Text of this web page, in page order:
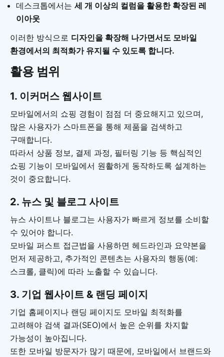
데스크톱에서는 세 개 이상의 컬럼을 활용한 확장된 레
이아웃
이러한 방식으로 디자인을 확장해 나가면서도 모바일
환경에서의 최적화가 유지될 수 있도록 합니다.
활용 범위
1. 이커머스 웹사이트
모바일에서의 쇼핑 경험이 점점 더 중요해지고 있으며,
많은 사용자가 스마트폰을 통해 제품을 검색하고
구매합니다.
따라서 상품 정보, 결제 과정, 필터링 기능 등 핵심적인
쇼핑 기능이 모바일에서 원활하게 동작하도록 설계하는
것이 중요합니다.
2. 뉴스 및 블로그 사이트
뉴스 사이트나 블로그는 사용자가 빠르게 정보를 소비할
수 있어야 합니다.
모바일 퍼스트 접근법을 사용하면 헤드라인과 요약본을
먼저 제공하고, 추가적인 콘텐츠는 사용자의 행동(예:
스크롤, 클릭)에 따라 노출할 수 있습니다.
3. 기업 웹사이트 & 랜딩 페이지
기업 홈페이지나 랜딩 페이지도 모바일 최적화를
고려해야 검색 결과(SEO)에서 높은 순위를 차지할
가능성이 높아집니다.
또한 모바일 방문자가 많기 때문에, 모바일에서 브랜드와